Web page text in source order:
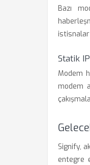
Bazı
istisnalar
Statik
Modem
modem
Signify,
entegre